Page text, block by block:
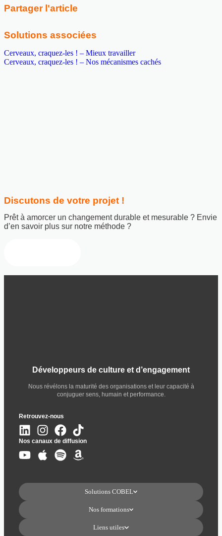
Partager l'article
Solutions associées
Cerveaux, craquez-les ! – Mieux travailler
Cerveaux, craquez-les ! – Nos mécanismes cachés
Discutons de votre projet !
Prêt à amorcer un changement durable et mesurable ? Envie
d’en savoir plus sur notre méthode ?
Développeurs de culture et d’engagement
Nous révélons la maturité des organisations et leur capacité à
conjuguer sens, humain et performance.
Retrouvez-nous
Nos canaux de diffusion
Solutions COBEL
Nos formations
Liens utiles